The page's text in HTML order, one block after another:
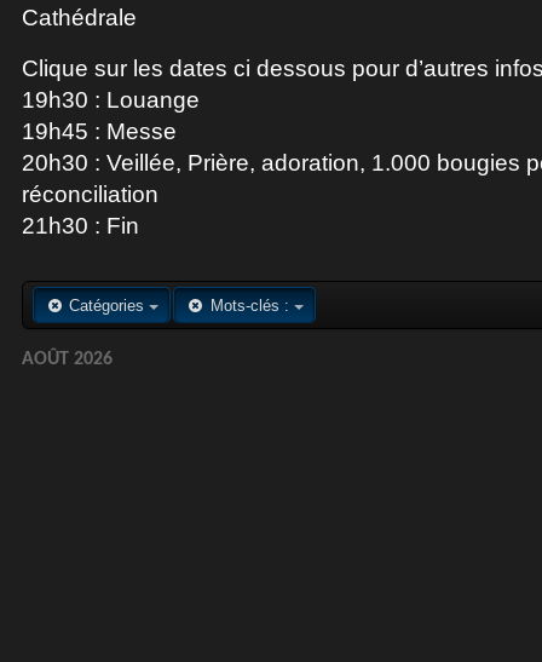
Cathédrale
Clique sur les dates ci dessous pour d’autres
19h30 : Louange
19h45 : Messe
20h30 : Veillée, Prière, adoration, 1.000 bougies
réconciliation
21h30 : Fin
Catégories Mots-clés :
AOÛT 2026